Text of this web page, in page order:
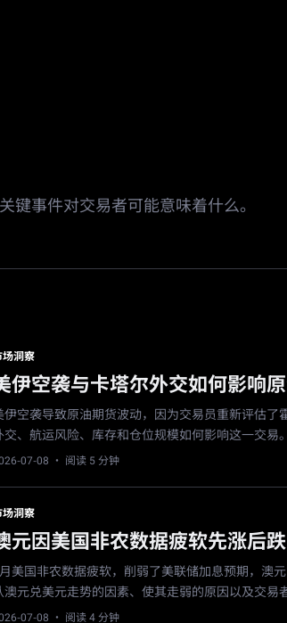
键事件对交易者可能意味着什么。
场洞察
伊空袭与卡塔尔外交如何影响
伊空袭导致原油期货波动，因为交易员重新评估
交、航运风险、库存和仓位规模如何影响这一交易。
07-08 · 阅读 5 分钟
场洞察
元因美国非农数据疲软先涨后
美国非农数据疲软，削弱了美联储加息预期，澳
澳元兑美元走势的因素、使其走弱的原因以及交易
07-08 · 阅读 4 分钟